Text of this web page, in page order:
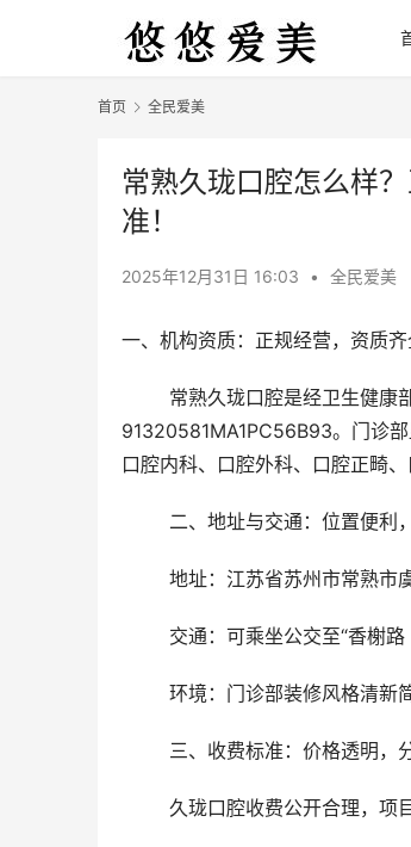
首页 全民爱美
常熟久珑口腔怎么样
准！
2025年12月31日 16:03 • 全民爱美
一、机构资质：正规经营，资质
91320581MA1PC56B93。门诊
口腔内科、口腔外科、口腔正畸
二、地址与交通：位置便利
地址：江苏省苏州市常熟市
交通：可乘坐公交至“香榭
环境：门诊部装修风格清新
三、收费标准：价格透明，
久珑口腔收费公开合理，项